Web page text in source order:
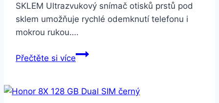
SKLEM Ultrazvukový snímač otisků prstů pod
sklem umožňuje rychlé odemknutí telefonu i
mokrou rukou….
Přečtěte si víceHonor
modrý